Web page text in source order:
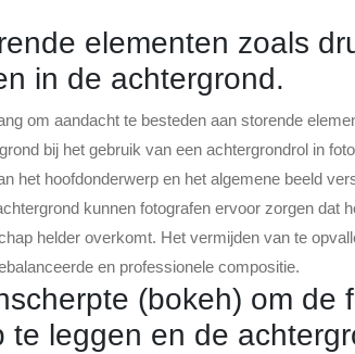
elementen zoals
in de achtergrond.
om aandacht te besteden aan storende
bij het gebruik van een achtergrondrol in
het hoofdonderwerp en het algemene beeld
kunnen fotografen ervoor zorgen dat
helder overkomt. Het vermijden van te
en professionele compositie.
(bokeh) om de
te leggen en de